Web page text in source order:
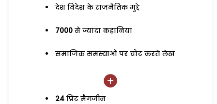
देश विदेश के राजनैतिक मुद्दे
7000 से ज्यादा कहानियां
समाजिक समस्याओं पर चोट करते लेख
24 प्रिंट मैगजीन